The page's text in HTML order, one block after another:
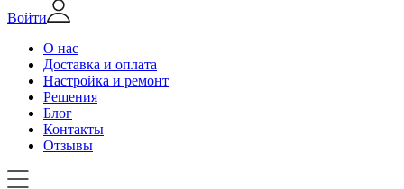
Войти
О нас
Доставка и оплата
Настройка и ремонт
Решения
Блог
Контакты
Отзывы